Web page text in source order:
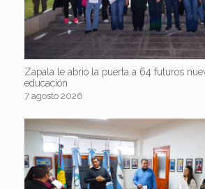
Zapala le abrió la puerta a 64 futuros
educación
7 agosto 2026